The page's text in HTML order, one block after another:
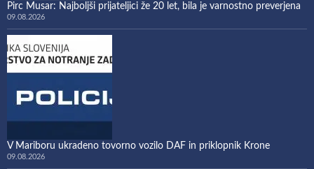
Pirc Musar: Najboljši prijateljici že 20 let, bila je varnostno preverjena
09.08.2026
V Mariboru ukradeno tovorno vozilo DAF in priklopnik Krone
09.08.2026